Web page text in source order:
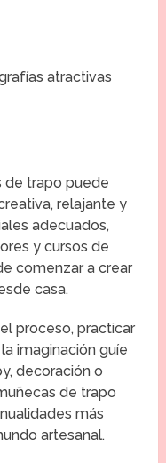
atractivas
de trapo puede
relajante y
adecuados,
y cursos de
comenzar a crear
casa.
proceso, practicar
imaginación guíe
decoración o
de trapo
más
artesanal.